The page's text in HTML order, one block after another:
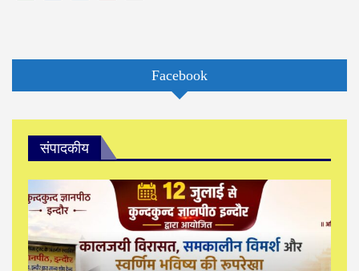
Facebook
संपादकीय